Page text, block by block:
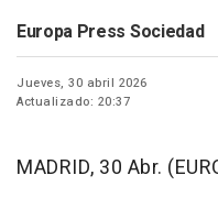
Europa Press Sociedad
Jueves, 30 abril 2026
Actualizado: 20:37
MADRID, 30 Abr.